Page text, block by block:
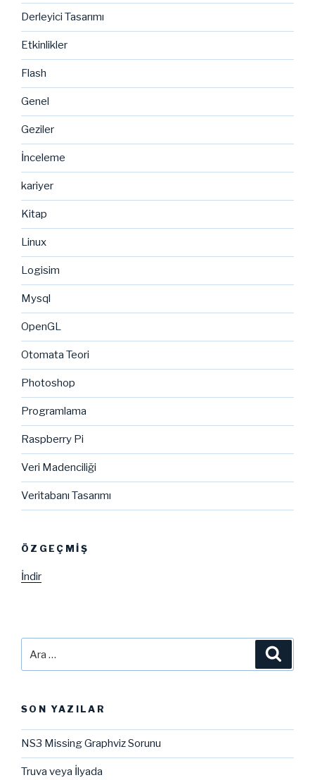
Derleyici Tasarımı
Etkinlikler
Flash
Genel
Geziler
İnceleme
kariyer
Kitap
Linux
Logisim
Mysql
OpenGL
Otomata Teori
Photoshop
Programlama
Raspberry Pi
Veri Madenciliği
Veritabanı Tasarımı
ÖZGEÇMIŞ
İndir
SON YAZILAR
NS3 Missing Graphviz Sorunu
Truva veya İlyada